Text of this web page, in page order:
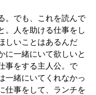
。でも、これを読んで
。人を助ける仕事をし
しいことはあるんだ
に一緒にいて欲しいと
事をする主人公。で
一緒にいてくれなかっ
仕事をして、ランチを